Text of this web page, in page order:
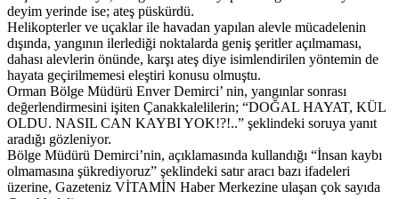
deyim yerinde ise; ateş püskürdü.
Helikopterler ve uçaklar ile havadan yapılan alevle mücadelenin
dışında, yangının ilerlediği noktalarda geniş şeritler açılmaması,
dahası alevlerin önünde, karşı ateş diye isimlendirilen yöntemin de
hayata geçirilmemesi eleştiri konusu olmuştu.
Orman Bölge Müdürü Enver Demirci’ nin, yangınlar sonrası
değerlendirmesini işiten Çanakkalelilerin; “DOĞAL HAYAT, KÜL
OLDU. NASIL CAN KAYBI YOK!?!..” şeklindeki soruya yanıt
aradığı gözleniyor.
Bölge Müdürü Demirci’nin, açıklamasında kullandığı “İnsan kaybı
olmamasına şükrediyoruz” şeklindeki satır aracı bazı ifadeleri
üzerine, Gazeteniz VİTAMİN Haber Merkezine ulaşan çok sayıda